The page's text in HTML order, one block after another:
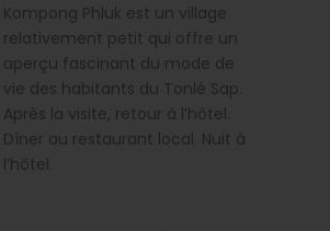
Kompong Phluk est un village
relativement petit qui offre un
aperçu fascinant du mode de
vie des habitants du Tonlé Sap.
Après la visite, retour à l’hôtel.
Dîner au restaurant local. Nuit à
l’hôtel.